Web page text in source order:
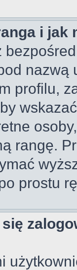
i jak
profilu,
rangę.
prostu